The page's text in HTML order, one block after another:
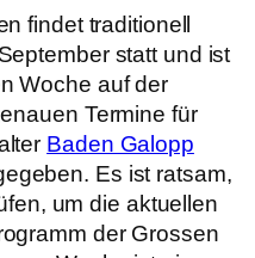
findet traditionell
statt und ist
Woche auf der
Termine für
Baden Galopp
Es ist ratsam,
um die aktuellen
der Grossen